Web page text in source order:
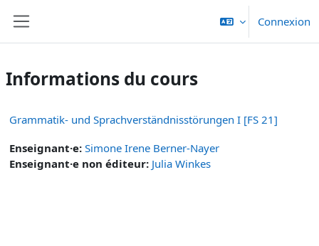
Connexion
Informations du cours
Grammatik- und Sprachverständnisstörungen I [FS 21]
Enseignant·e: Simone Irene Berner-Nayer
Enseignant·e non éditeur: Julia Winkes